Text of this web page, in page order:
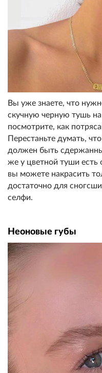
Вы уже знаете, что
скучную черную тушь
посмотрите, как
Перестаньте думать,
должен быть
же у цветной туши
вы можете накрасить
достаточно для
селфи.
Неоновые губы